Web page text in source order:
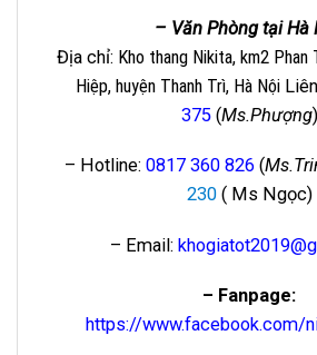
– Văn Phòng tại Hà
Địa chỉ: Kho thang Nikita, km2 Phan
Hiệp, huyện Thanh Trì, Hà Nội
375(Ms.Phượng)
– Hotline: 0817 360 826 (
230( Ms Ngọc)
– Email:
– Fanpage:
https://www.facebook.com/